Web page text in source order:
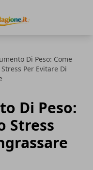
Di Peso: Come
Per Evitare Di
Di Peso:
Stress